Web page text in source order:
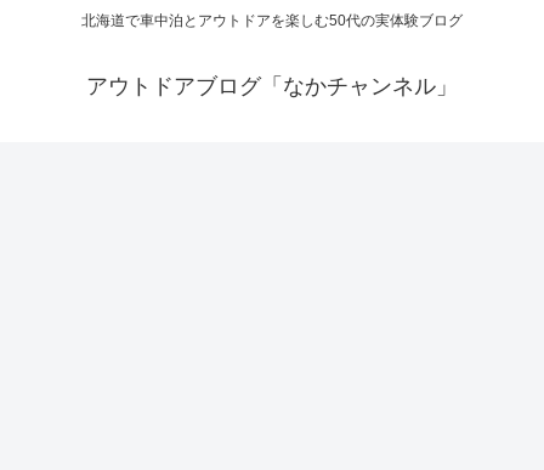
北海道で車中泊とアウトドアを楽しむ50代の実体験ブログ
アウトドアブログ「なかチャンネル」